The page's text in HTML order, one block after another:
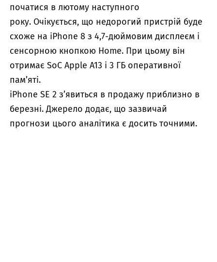
початися в лютому наступного
року. Очікується, що недорогий пристрій буде
схоже на iPhone 8 з 4,7-дюймовим дисплеєм і
сенсорною кнопкою Home. При цьому він
отримає SoC Apple A13 і 3 ГБ оперативної
пам’яті.
iPhone SE 2 з’явиться в продажу приблизно в
березні. Джерело додає, що зазвичай
прогнози цього аналітика є досить точними.